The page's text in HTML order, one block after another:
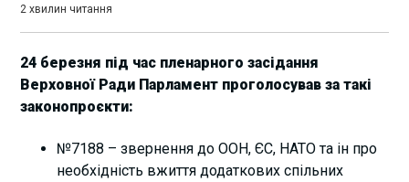
2 хвилин читання
24 березня під час пленарного засідання
Верховної Ради Парламент проголосував за такі
законопроєкти:
№7188 – звернення до ООН, ЄС, НАТО та ін про
необхідність вжиття додаткових спільних